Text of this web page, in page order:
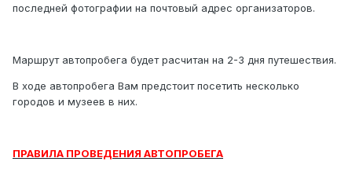
последней фотографии на почтовый адрес организаторов.
Маршрут автопробега будет расчитан на 2-3 дня путешествия.
В ходе автопробега Вам предстоит посетить несколько
городов и музеев в них.
ПРАВИЛА ПРОВЕДЕНИЯ АВТОПРОБЕГА